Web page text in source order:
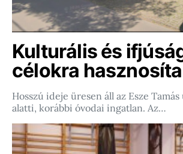
Kulturális és
célokra
Hosszú ideje üresen áll az Esze
alatti, korábbi óvodai ingatlan. Az…